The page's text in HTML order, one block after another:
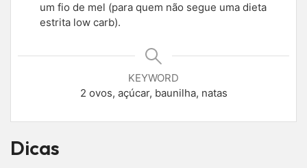
um fio de mel (para quem não segue uma dieta
estrita low carb).
KEYWORD
2 ovos, açúcar, baunilha, natas
Dicas